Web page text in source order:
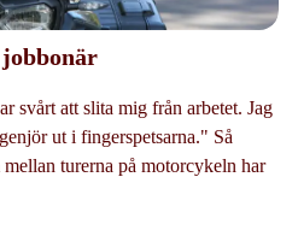
svårt att slita mig från arbetet. Jag
ut i fingerspetsarna." Så
turerna på motorcykeln har